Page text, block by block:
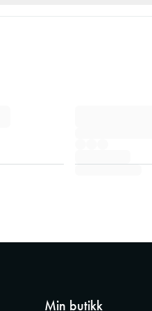
Min butikk